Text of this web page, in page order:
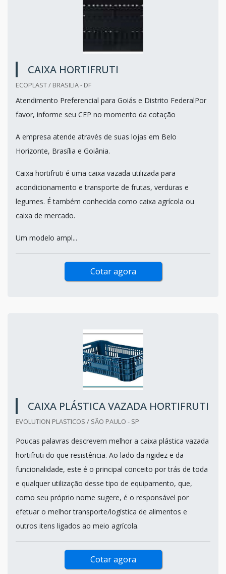
CAIXA HORTIFRUTI
ECOPLAST / BRASILIA - DF
Atendimento Preferencial para Goiás e Distrito FederalPor
favor, informe seu CEP no momento da cotação
A empresa atende através de suas lojas em Belo
Horizonte, Brasília e Goiânia.
Caixa hortifruti é uma caixa vazada utilizada para
acondicionamento e transporte de frutas, verduras e
legumes. É também conhecida como caixa agrícola ou
caixa de mercado.
Um modelo ampl...
Cotar agora
CAIXA PLÁSTICA VAZADA HORTIFRUTI
EVOLUTION PLASTICOS / SÃO PAULO - SP
Poucas palavras descrevem melhor a caixa plástica vazada
hortifruti do que resistência. Ao lado da rigidez e da
funcionalidade, este é o principal conceito por trás de toda
e qualquer utilização desse tipo de equipamento, que,
como seu próprio nome sugere, é o responsável por
efetuar o melhor transporte/logística de alimentos e
outros itens ligados ao meio agrícola.
Cotar agora